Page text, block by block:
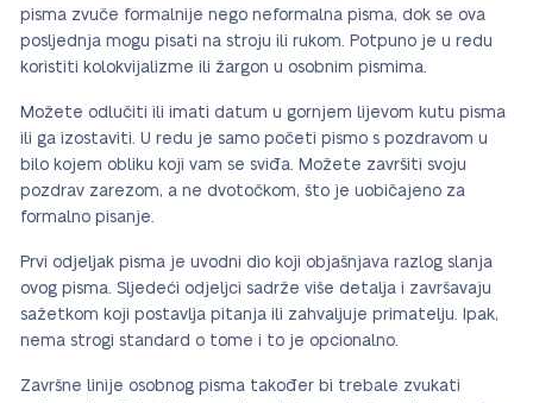
pisma zvuče formalnije nego neformalna pisma, dok se ova
posljednja mogu pisati na stroju ili rukom. Potpuno je u redu
koristiti kolokvijalizme ili žargon u osobnim pismima.
Možete odlučiti ili imati datum u gornjem lijevom kutu pisma
ili ga izostaviti. U redu je samo početi pismo s pozdravom u
bilo kojem obliku koji vam se sviđa. Možete završiti svoju
pozdrav zarezom, a ne dvotočkom, što je uobičajeno za
formalno pisanje.
Prvi odjeljak pisma je uvodni dio koji objašnjava razlog slanja
ovog pisma. Sljedeći odjeljci sadrže više detalja i završavaju
sažetkom koji postavlja pitanja ili zahvaljuje primatelju. Ipak,
nema strogi standard o tome i to je opcionalno.
Završne linije osobnog pisma također bi trebale zvukati